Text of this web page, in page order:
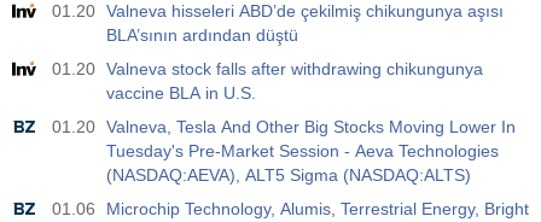
Açıklanan
-27.3 K
Beklenti
Önceki
CFTC Nasdaq 100 Ticari Olmayan Net Pozisyonlar
Açıklanan
-14.6 K
Beklenti
Önceki
4.9 K
01.20 Valneva hisseleri ABD’de çekilmiş chikungunya aşısı
BLA’sının ardından düştü
01.20 Valneva stock falls after withdrawing chikungunya
vaccine BLA in U.S.
01.20 Valneva, Tesla And Other Big Stocks Moving Lower In
Tuesday's Pre-Market Session - Aeva Technologies
(NASDAQ:AEVA), ALT5 Sigma (NASDAQ:ALTS)
01.06
Microchip Technology, Alumis, Terrestrial Energy, Bright